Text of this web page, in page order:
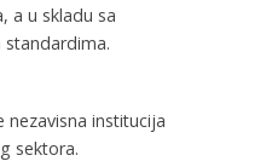
a u skladu sa
nezavisna institucija
sektora.